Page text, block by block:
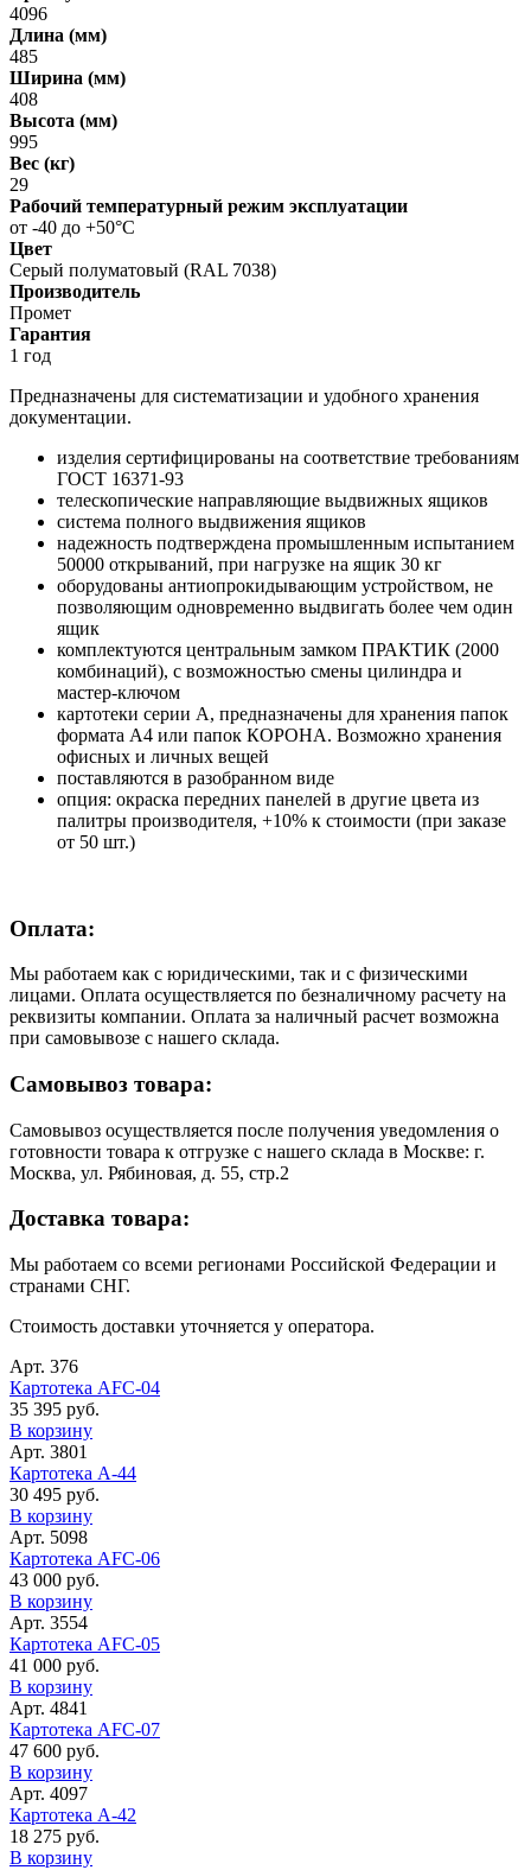
4096
Длина (мм)
485
Ширина (мм)
408
Высота (мм)
995
Вес (кг)
29
Рабочий температурный режим эксплуатации
от -40 до +50°С
Цвет
Серый полуматовый (RAL 7038)
Производитель
Промет
Гарантия
1 год
Предназначены для систематизации и удобного хранения
документации.
изделия сертифицированы на соответствие требованиям
ГОСТ 16371-93
телескопические направляющие выдвижных ящиков
система полного выдвижения ящиков
надежность подтверждена промышленным испытанием
50000 открываний, при нагрузке на ящик 30 кг
оборудованы антиопрокидывающим устройством, не
позволяющим одновременно выдвигать более чем один
ящик
комплектуются центральным замком ПРАКТИК (2000
комбинаций), с возможностью смены цилиндра и
мастер-ключом
картотеки серии А, предназначены для хранения папок
формата А4 или папок КОРОНА. Возможно хранения
офисных и личных вещей
поставляются в разобранном виде
опция: окраска передних панелей в другие цвета из
палитры производителя, +10% к стоимости (при заказе
от 50 шт.)
Оплата:
Мы работаем как с юридическими, так и с физическими
лицами. Оплата осуществляется по безналичному расчету на
реквизиты компании. Оплата за наличный расчет возможна
при самовывозе с нашего склада.
Самовывоз товара:
Самовывоз осуществляется после получения уведомления о
готовности товара к отгрузке с нашего склада в Москве: г.
Москва, ул. Рябиновая, д. 55, стр.2
Доставка товара:
Мы работаем со всеми регионами Российской Федерации и
странами СНГ.
Стоимость доставки уточняется у оператора.
Арт. 376
Картотека AFC-04
35 395 руб.
В корзину
Арт. 3801
Картотека A-44
30 495 руб.
В корзину
Арт. 5098
Картотека AFC-06
43 000 руб.
В корзину
Арт. 3554
Картотека AFC-05
41 000 руб.
В корзину
Арт. 4841
Картотека AFC-07
47 600 руб.
В корзину
Арт. 4097
Картотека A-42
18 275 руб.
В корзину